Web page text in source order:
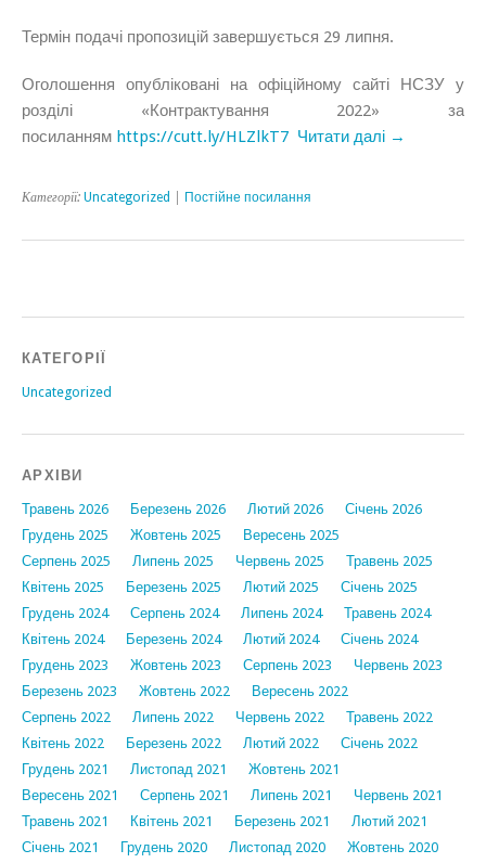
Термін подачі пропозицій завершується 29 липня.
Оголошення опубліковані на офіційному сайті НСЗУ у
розділі «Контрактування 2022» за
посиланням https://cutt.ly/HLZlkT7 Читати далі →
Категорії: Uncategorized Постійне посилання
КАТЕГОРІЇ
Uncategorized
АРХІВИ
Травень 2026 Березень 2026 Лютий 2026
Січень 2026
Грудень 2025
Жовтень 2025
Вересень 2025
Серпень 2025
Липень 2025 Червень 2025
Травень 2025
Квітень 2025
Березень 2025 Лютий 2025
Січень 2025
Грудень 2024
Серпень 2024 Липень 2024
Травень 2024
Квітень 2024
Березень 2024 Лютий 2024
Січень 2024
Грудень 2023
Жовтень 2023 Серпень 2023
Червень 2023
Березень 2023
Жовтень 2022
Вересень 2022
Серпень 2022
Липень 2022 Червень 2022
Травень 2022
Квітень 2022
Березень 2022 Лютий 2022
Січень 2022
Грудень 2021
Листопад 2021
Жовтень 2021
Вересень 2021
Серпень 2021 Липень 2021
Червень 2021
Травень 2021
Квітень 2021 Березень 2021
Лютий 2021
Січень 2021
Грудень 2020 Листопад 2020
Жовтень 2020